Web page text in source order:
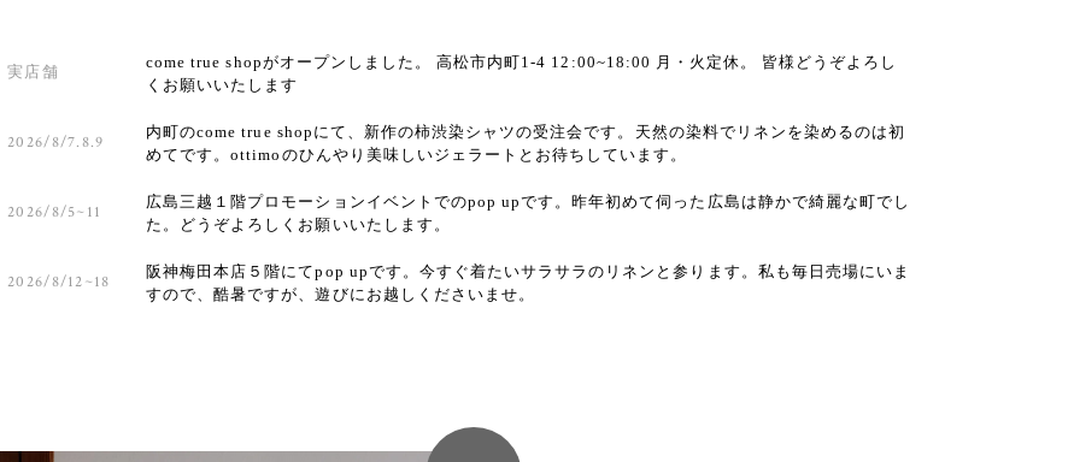
実店舗
come true shopがオープンしました。 高松市内町1-4 12:00~18:00 月・火定休。 皆様どうぞよろし
くお願いいたします
2026/8/7.8.9
内町のcome true shopにて、新作の柿渋染シャツの受注会です。天然の染料でリネンを染めるのは初
めてです。ottimoのひんやり美味しいジェラートとお待ちしています。
2026/8/5~11
広島三越１階プロモーションイベントでのpop upです。昨年初めて伺った広島は静かで綺麗な町でし
た。どうぞよろしくお願いいたします。
2026/8/12~18
阪神梅田本店５階にてpop upです。今すぐ着たいサラサラのリネンと参ります。私も毎日売場にいま
すので、酷暑ですが、遊びにお越しくださいませ。